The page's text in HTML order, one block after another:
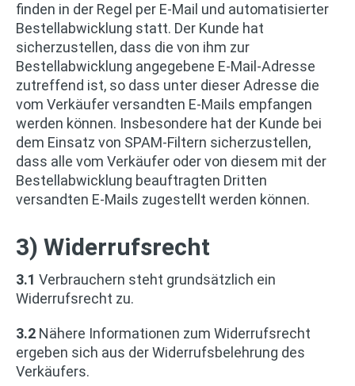
finden in der Regel per E-Mail und automatisierter
Bestellabwicklung statt. Der Kunde hat
sicherzustellen, dass die von ihm zur
Bestellabwicklung angegebene E-Mail-Adresse
zutreffend ist, so dass unter dieser Adresse die
vom Verkäufer versandten E-Mails empfangen
werden können. Insbesondere hat der Kunde bei
dem Einsatz von SPAM-Filtern sicherzustellen,
dass alle vom Verkäufer oder von diesem mit der
Bestellabwicklung beauftragten Dritten
versandten E-Mails zugestellt werden können.
3) Widerrufsrecht
3.1 Verbrauchern steht grundsätzlich ein
Widerrufsrecht zu.
3.2 Nähere Informationen zum Widerrufsrecht
ergeben sich aus der Widerrufsbelehrung des
Verkäufers.